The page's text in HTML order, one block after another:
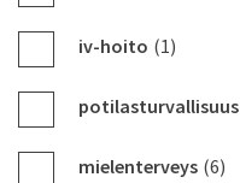
iv-hoito (1)
potilasturvallisuus
mielenterveys (6)